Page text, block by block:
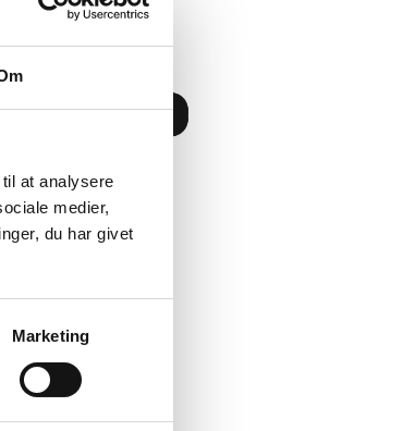
at analysere
medier,
du har givet
Marketing